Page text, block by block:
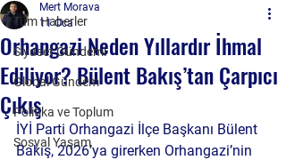
Tüm Haberler
Siyaset Gündemi
Global Gündem
Politika ve Toplum
Sosyal Yaşam
Orhangazi Neden Yıllardır İhmal
Ediliyor? Bülent Bakış’tan Çarpıcı
Çıkış
Mert Morava
11 Oca
İYİ Parti Orhangazi İlçe Başkanı Bülent
Bakış, 2026’ya girerken Orhangazi’nin